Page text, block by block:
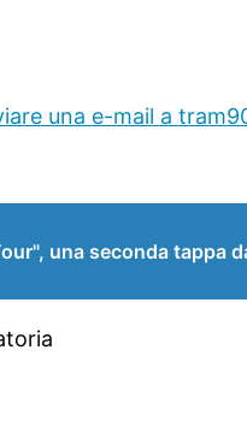
una e-mail a
una seconda tappa